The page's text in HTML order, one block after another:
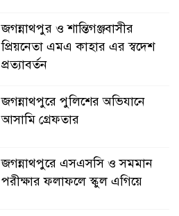
জগন্নাথপুর ও শান্তিগঞ্জবাসীর
প্রিয়নেতা এমএ কাহার এর স্বদেশ
প্রত্যাবর্তন
জগন্নাথপুরে পুলিশের অভিযানে
আসামি গ্রেফতার
জগন্নাথপুরে এসএসসি ও সমমান
পরীক্ষার ফলাফলে স্কুল এগিয়ে